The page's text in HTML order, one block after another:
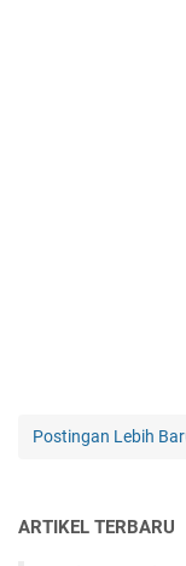
Postingan Lebih
ARTIKEL TERBARU